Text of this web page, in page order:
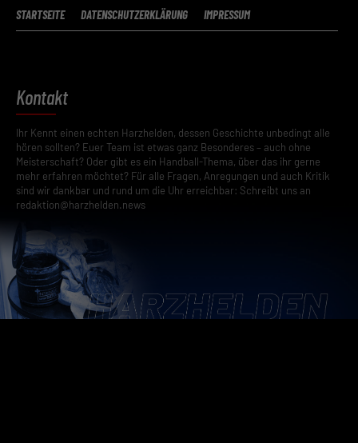
STARTSEITE DATENSCHUTZERKLÄRUNG IMPRESSUM
Kontakt
Ihr Kennt einen echten Harzhelden, dessen Geschichte unbedingt alle
hören sollten? Euer Team ist etwas ganz Besonderes – auch ohne
Meisterschaft? Oder gibt es ein Handball-Thema, über das ihr gerne
mehr erfahren möchtet? Für alle Fragen, Anregungen und auch Kritik
sind wir dankbar und rund um die Uhr erreichbar: Schreibt uns an
redaktion@harzhelden.news